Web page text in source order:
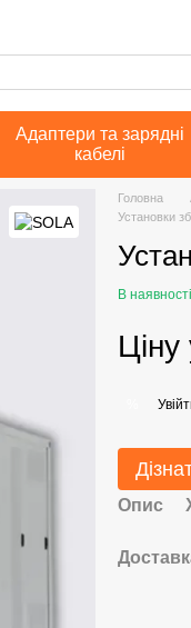
Адаптери та зарядні
кабелі
Головна
Установки
В наявності
Опис